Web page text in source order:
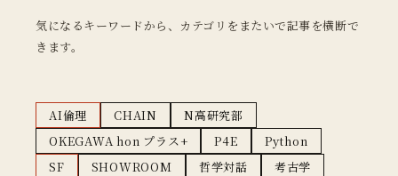
気になるキーワードから、カテゴリをまたいで記事を横断で
きます。
AI倫理 CHAIN
N高研究部
OKEGAWA hon プラス+
P4E
Python
SF
SHOWROOM 哲学対話
考古学